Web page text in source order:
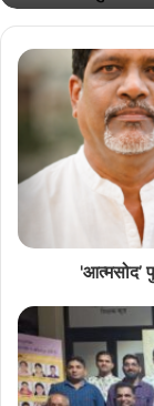
अकादमीचे उपाध्यक्ष
सरकार्यदरशी
रावलीं.
'आत्मसोद’